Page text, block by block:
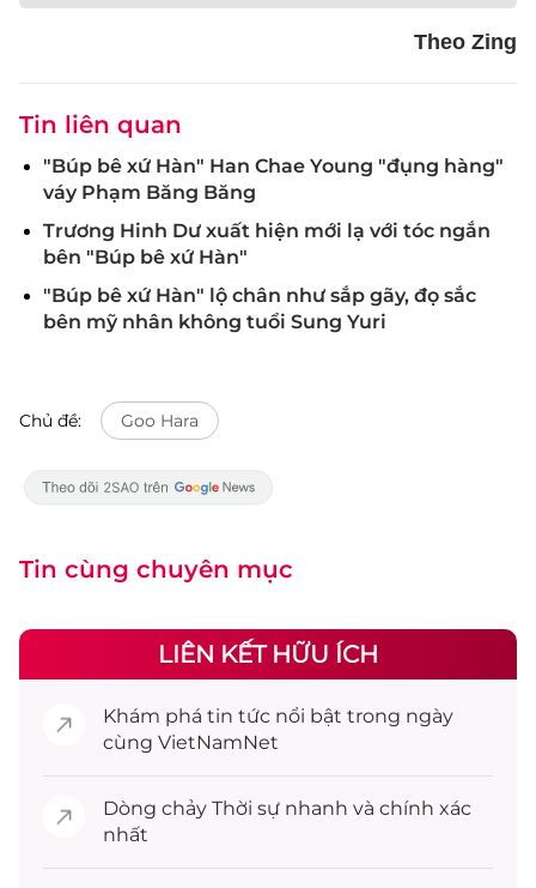
Theo Zing
Tin liên quan
"Búp bê xứ Hàn" Han Chae Young "đụng hàng"
váy Phạm Băng Băng
Trương Hinh Dư xuất hiện mới lạ với tóc ngắn
bên "Búp bê xứ Hàn"
"Búp bê xứ Hàn" lộ chân như sắp gãy, đọ sắc
bên mỹ nhân không tuổi Sung Yuri
Chủ đề: Goo Hara
Tin cùng chuyên mục
LIÊN KẾT HỮU ÍCH
Khám phá tin tức nổi bật trong ngày
cùng VietNamNet
Dòng chảy Thời sự nhanh và chính xác
nhất